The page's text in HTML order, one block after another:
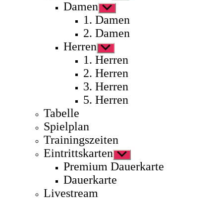
anzeigen
Damen Untermenü
anzeigen
1. Damen
2. Damen
Herren Untermenü
anzeigen
1. Herren
2. Herren
3. Herren
5. Herren
Tabelle
Spielplan
Trainingszeiten
Eintrittskarten Untermenü
anzeigen
Premium Dauerkarte
Dauerkarte
Livestream